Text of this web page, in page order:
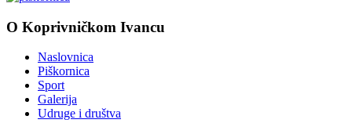
O Koprivničkom Ivancu
Naslovnica
Piškornica
Sport
Galerija
Udruge i društva